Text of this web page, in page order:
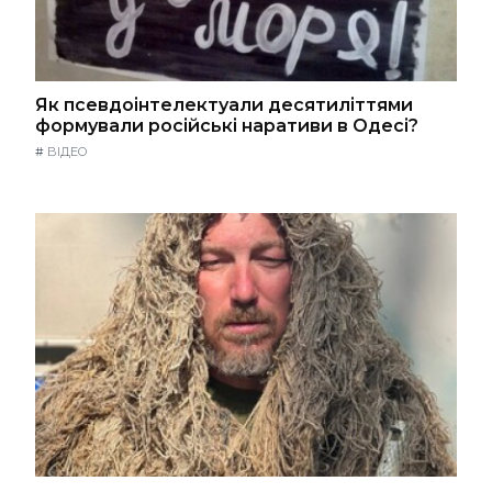
Як псевдоінтелектуали десятиліттями
формували російські наративи в Одесі?
# ВІДЕО